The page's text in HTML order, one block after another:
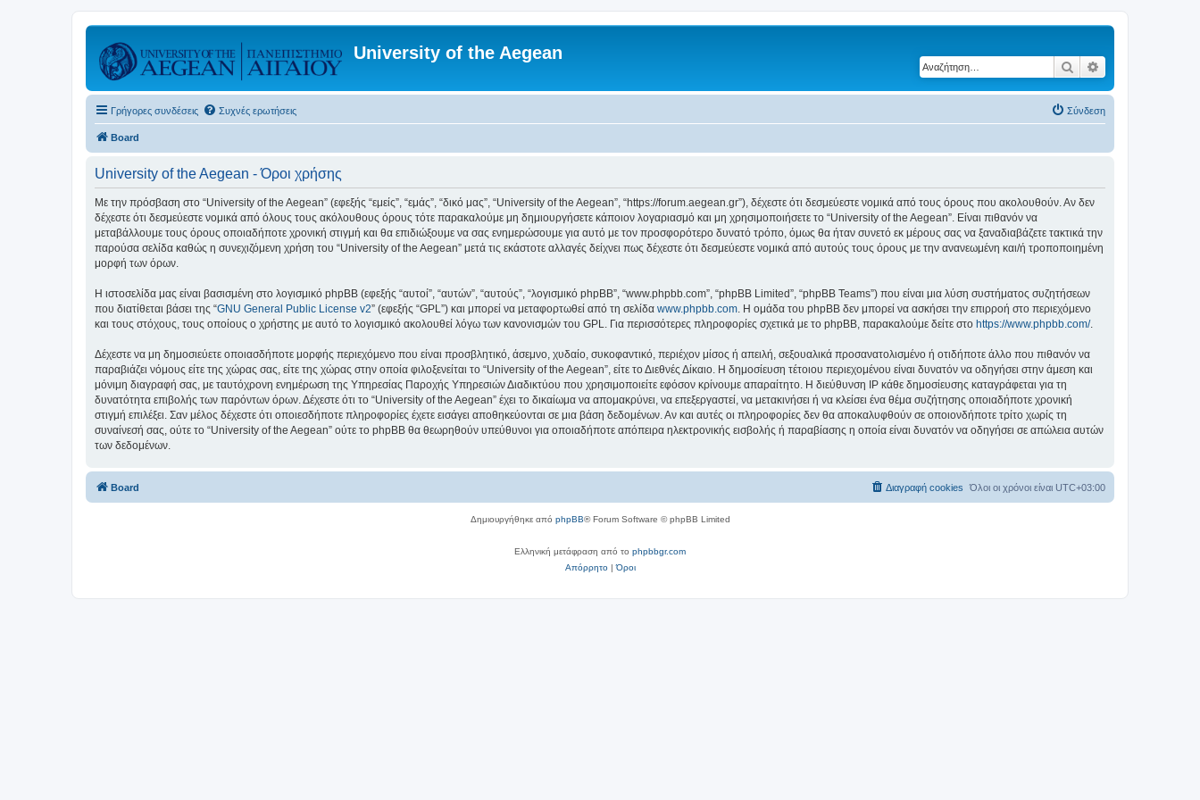
University of the Aegean
Αναζήτηση
Γρήγορες συνδέσεις Συχνές ερωτήσεις Σύνδεση
Board
University of the Aegean - Όροι χρήσης
Με την πρόσβαση στο “University of the Aegean” (εφεξής “εμείς”, “εμάς”, “δικό μας”, “University of the Aegean”, “https://forum.aegean.gr”), δέχεστε ότι δεσμεύεστε νομικά από τους όρους που ακολουθούν. Αν δεν
δέχεστε ότι δεσμεύεστε νομικά από όλους τους ακόλουθους όρους τότε παρακαλούμε μη δημιουργήσετε κάποιον λογαριασμό και μη χρησιμοποιήσετε το “University of the Aegean”. Είναι πιθανόν να
μεταβάλλουμε τους όρους οποιαδήποτε χρονική στιγμή και θα επιδιώξουμε να σας ενημερώσουμε για αυτό με τον προσφορότερο δυνατό τρόπο, όμως θα ήταν συνετό εκ μέρους σας να ξαναδιαβάζετε τακτικά την
παρούσα σελίδα καθώς η συνεχιζόμενη χρήση του “University of the Aegean” μετά τις εκάστοτε αλλαγές δείχνει πως δέχεστε ότι δεσμεύεστε νομικά από αυτούς τους όρους με την ανανεωμένη και/ή τροποποιημένη
μορφή των όρων.
Η ιστοσελίδα μας είναι βασισμένη στο λογισμικό phpBB (εφεξής “αυτοί”, “αυτών”, “αυτούς”, “λογισμικό phpBB”, “www.phpbb.com”, “phpBB Limited”, “phpBB Teams”) που είναι μια λύση συστήματος συζητήσεων
που διατίθεται βάσει της “GNU General Public License v2” (εφεξής “GPL”) και μπορεί να μεταφορτωθεί από τη σελίδα www.phpbb.com. Η ομάδα του phpBB δεν μπορεί να ασκήσει την επιρροή στο περιεχόμενο
και τους στόχους, τους οποίους ο χρήστης με αυτό το λογισμικό ακολουθεί λόγω των κανονισμών του GPL. Για περισσότερες πληροφορίες σχετικά με το phpBB, παρακαλούμε δείτε στο https://www.phpbb.com/.
Δέχεστε να μη δημοσιεύετε οποιασδήποτε μορφής περιεχόμενο που είναι προσβλητικό, άσεμνο, χυδαίο, συκοφαντικό, περιέχον μίσος ή απειλή, σεξουαλικά προσανατολισμένο ή οτιδήποτε άλλο που πιθανόν να
παραβιάζει νόμους είτε της χώρας σας, είτε της χώρας στην οποία φιλοξενείται το “University of the Aegean”, είτε το Διεθνές Δίκαιο. Η δημοσίευση τέτοιου περιεχομένου είναι δυνατόν να οδηγήσει στην άμεση και
μόνιμη διαγραφή σας, με ταυτόχρονη ενημέρωση της Υπηρεσίας Παροχής Υπηρεσιών Διαδικτύου που χρησιμοποιείτε εφόσον κρίνουμε απαραίτητο. Η διεύθυνση IP κάθε δημοσίευσης καταγράφεται για τη
δυνατότητα επιβολής των παρόντων όρων. Δέχεστε ότι το “University of the Aegean” έχει το δικαίωμα να απομακρύνει, να επεξεργαστεί, να μετακινήσει ή να κλείσει ένα θέμα συζήτησης οποιαδήποτε χρονική
στιγμή επιλέξει. Σαν μέλος δέχεστε ότι οποιεσδήποτε πληροφορίες έχετε εισάγει αποθηκεύονται σε μια βάση δεδομένων. Αν και αυτές οι πληροφορίες δεν θα αποκαλυφθούν σε οποιονδήποτε τρίτο χωρίς τη
συναίνεσή σας, ούτε το “University of the Aegean” ούτε το phpBB θα θεωρηθούν υπεύθυνοι για οποιαδήποτε απόπειρα ηλεκτρονικής εισβολής ή παραβίασης η οποία είναι δυνατόν να οδηγήσει σε απώλεια αυτών
των δεδομένων.
Board Όλοι οι χρόνοι είναι UTC+03:00
Διαγραφή cookies
Δημιουργήθηκε από phpBB® Forum Software © phpBB Limited
Ελληνική μετάφραση από το phpbbgr.com
Απόρρητο|Όροι